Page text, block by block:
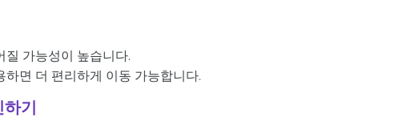
질 가능성이 높습니다.
면 더 편리하게 이동 가능합니다.
기